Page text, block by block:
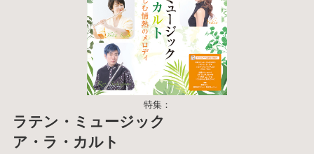
特集：
ラテン・ミュージック
ア・ラ・カルト